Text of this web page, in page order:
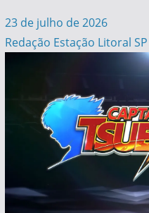
23 de julho de 2026
Redação Estação Litoral SP